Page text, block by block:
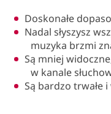
Doskonałe
Nadal słyszysz
muzyka brzmi
Są mniej
w kanale
Są bardzo trwałe